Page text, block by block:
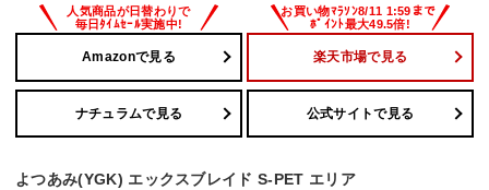
Amazonで見る 楽天市場で見る
ナチュラムで見る 公式サイトで見る
よつあみ(YGK) エックスブレイド S-PET エリア